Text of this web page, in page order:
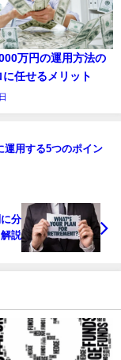
万円の運用方法の
任せるメリット
運用する5つのポイン
分
説